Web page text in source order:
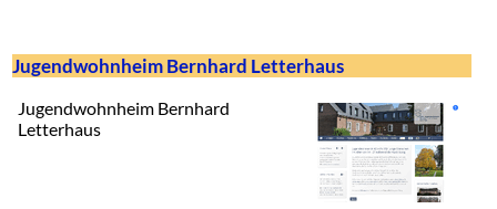
Jugendwohnheim Bernhard Letterhaus
Jugendwohnheim Bernhard
Letterhaus